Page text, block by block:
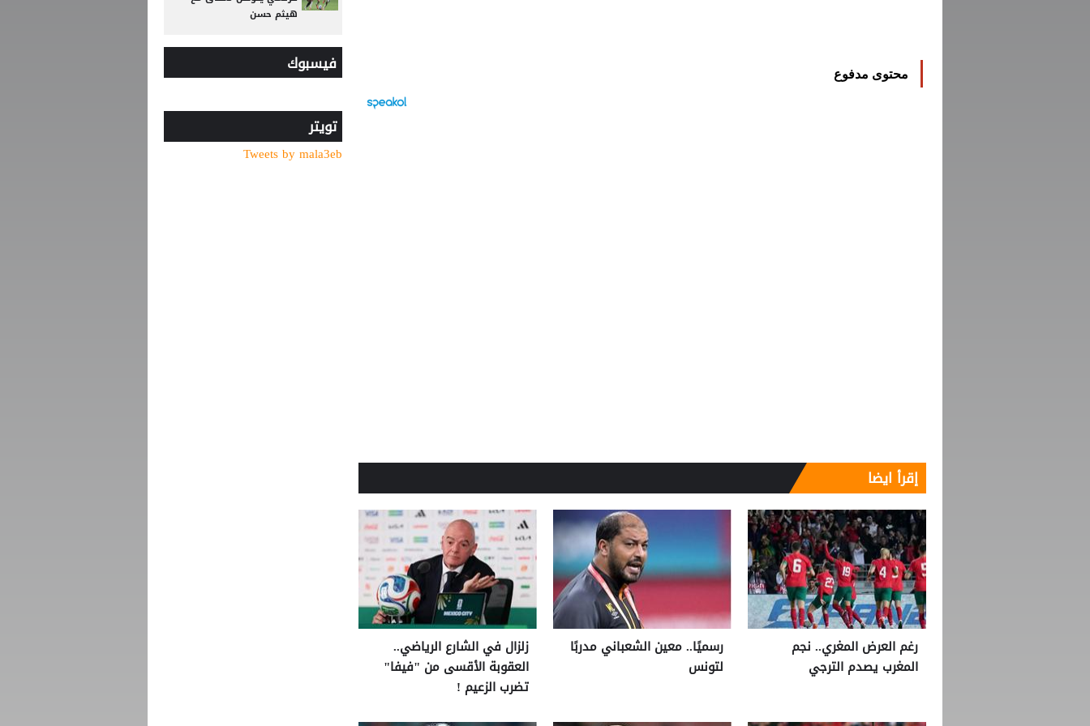
محتوى مدفوع
إقرأ ايضا
رغم العرض المغري.. نجم
المغرب يصدم الترجي
رسميًا.. معين الشعباني مدربًا
لتونس
زلزال في الشارع الرياضي..
العقوبة الأقسى من "فيفا"
تضرب الزعيم !
هيثم حسن
مدريد على ضمه.. رودري يحسم
قراره ويختار وجهته المقبلةفيسبوك
تويتر
Tweets by mala3eb